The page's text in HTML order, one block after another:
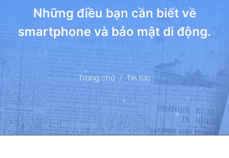
Những điều bạn cần biết về
smartphone và bảo mật di động.
Trang chủ Tin tức